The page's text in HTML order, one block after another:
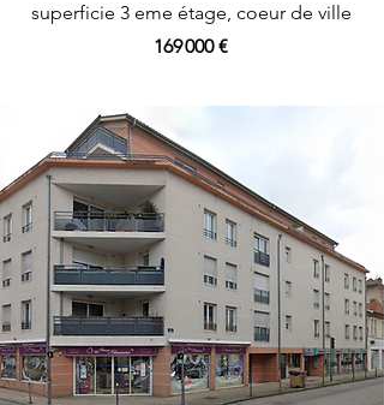
superficie 3 eme étage, coeur de ville
169 000 €